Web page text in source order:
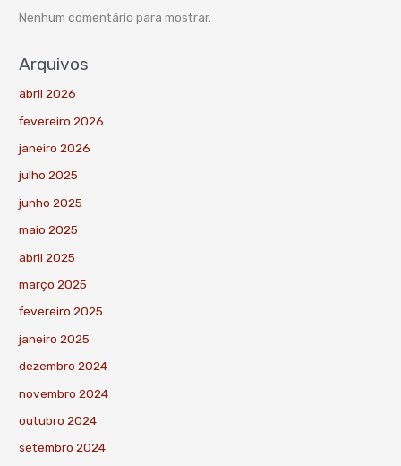
Nenhum comentário para mostrar.
Arquivos
abril 2026
fevereiro 2026
janeiro 2026
julho 2025
junho 2025
maio 2025
abril 2025
março 2025
fevereiro 2025
janeiro 2025
dezembro 2024
novembro 2024
outubro 2024
setembro 2024